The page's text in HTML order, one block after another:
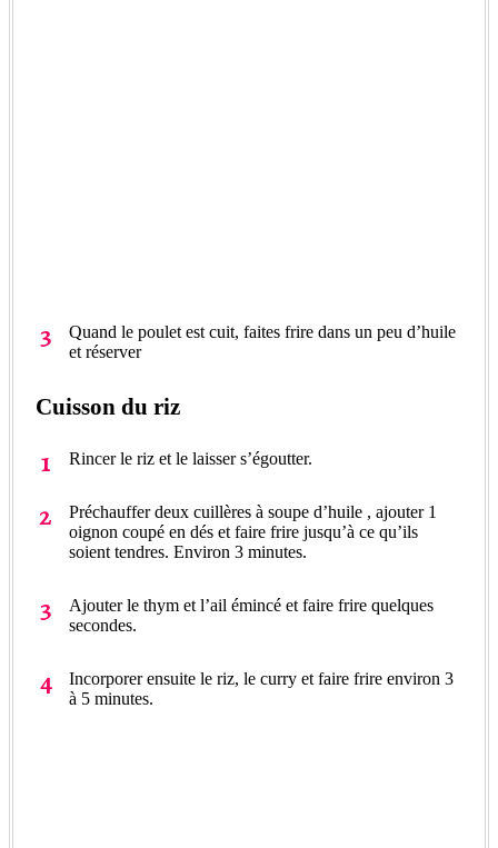
Quand le poulet est cuit, faites frire dans un peu d’huile
et réserver
Cuisson du riz
Rincer le riz et le laisser s’égoutter.
Préchauffer deux cuillères à soupe d’huile , ajouter 1
oignon coupé en dés et faire frire jusqu’à ce qu’ils
soient tendres. Environ 3 minutes.
Ajouter le thym et l’ail émincé et faire frire quelques
secondes.
Incorporer ensuite le riz, le curry et faire frire environ 3
à 5 minutes.